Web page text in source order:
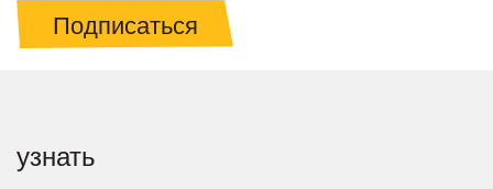
Подписаться
узнать